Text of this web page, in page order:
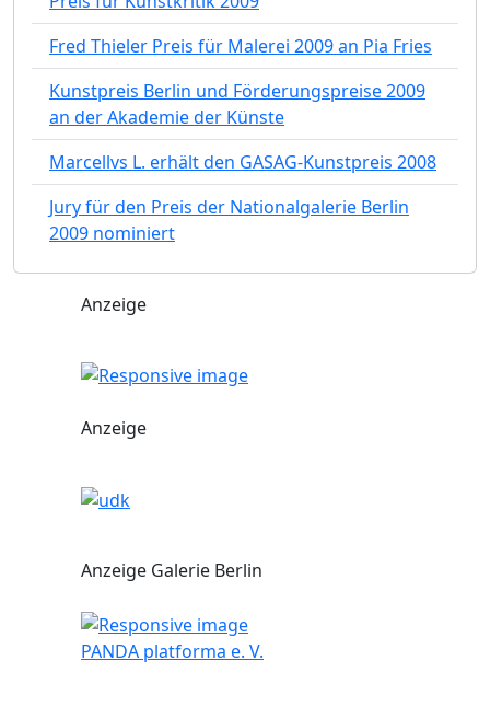
Fred Thieler Preis für Malerei 2009 an Pia Fries
Kunstpreis Berlin und Förderungspreise 2009
an der Akademie der Künste
Marcellvs L. erhält den GASAG-Kunstpreis 2008
Jury für den Preis der Nationalgalerie Berlin
2009 nominiert
Anzeige
Anzeige
Anzeige Galerie Berlin
PANDA platforma e. V.